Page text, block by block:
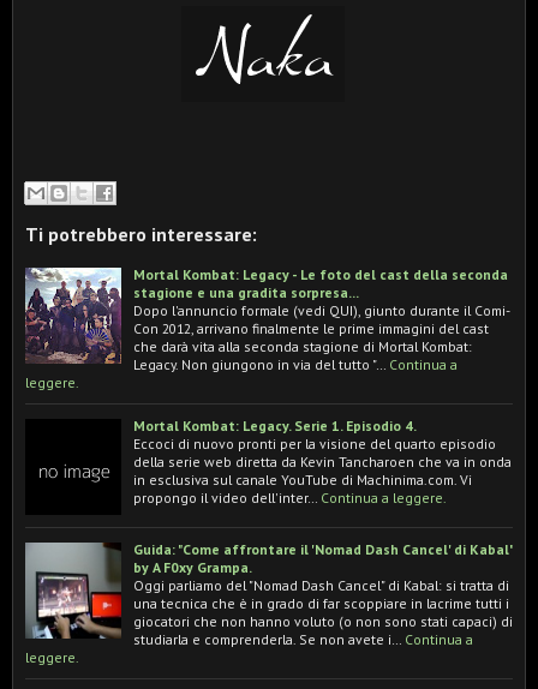
Ti potrebbero interessare:
Mortal Kombat: Legacy - Le foto del cast della seconda
stagione e una gradita sorpresa...
Dopo l'annuncio formale (vedi QUI), giunto durante il Comi-
Con 2012, arrivano finalmente le prime immagini del cast
che darà vita alla seconda stagione di Mortal Kombat:
Legacy. Non giungono in via del tutto "…
Continua a
leggere.
Mortal Kombat: Legacy. Serie 1. Episodio 4.
Eccoci di nuovo pronti per la visione del quarto episodio
della serie web diretta da Kevin Tancharoen che va in onda
in esclusiva sul canale YouTube di Machinima.com. Vi
propongo il video dell'inter…
Continua a leggere.
Guida: "Come affrontare il 'Nomad Dash Cancel' di Kabal"
by A F0xy Grampa.
Oggi parliamo del "Nomad Dash Cancel" di Kabal: si tratta di
una tecnica che è in grado di far scoppiare in lacrime tutti i
giocatori che non hanno voluto (o non sono stati capaci) di
studiarla e comprenderla. Se non avete i…
Continua a
leggere.